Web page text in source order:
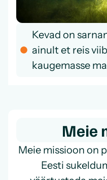
Kevad on
ainult et reis
kaugemasse
Meie
Meie missioon on
Eesti